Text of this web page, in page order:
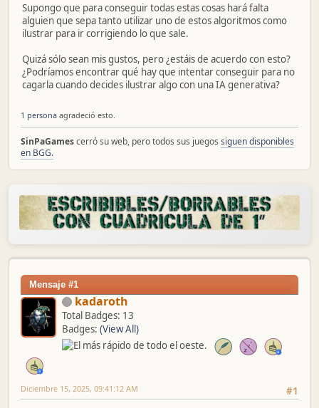
Supongo que para conseguir todas estas cosas hará falta
alguien que sepa tanto utilizar uno de estos algoritmos como
ilustrar para ir corrigiendo lo que sale.
Quizá sólo sean mis gustos, pero ¿estáis de acuerdo con esto?
¿Podríamos encontrar qué hay que intentar conseguir para no
cagarla cuando decides ilustrar algo con una IA generativa?
1 persona agradeció esto.
SinPaGamescerró su web, pero todos sus juegos siguen disponibles
en BGG.
Mensaje #1
kadaroth
Total Badges: 13
Badges: (View All)
#1
Diciembre 15, 2025, 09:41:12 AM